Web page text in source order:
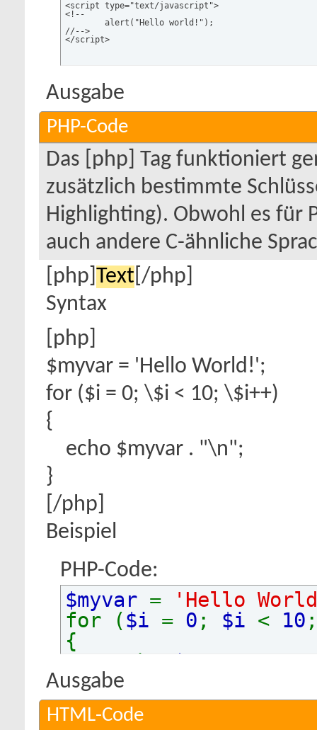
<script type="text/javascript">
<!--
//-->
</script>
Ausgabe
PHP-Code
Das [php] Tag funktioniert
zusätzlich bestimmte
Highlighting). Obwohl es für
auch andere C-ähnliche
[php] Text [/php]
Syntax
[php]
$myvar = 'Hello World!';
for ($i = 0; \$i < 10; \$i++)
{
echo $myvar . "\n";
}
[/php]
Beispiel
PHP-Code:
$myvar =
'Hello
for ($i = 0 ; $i < 10
{
echo
$myvar
}
Ausgabe
HTML-Code